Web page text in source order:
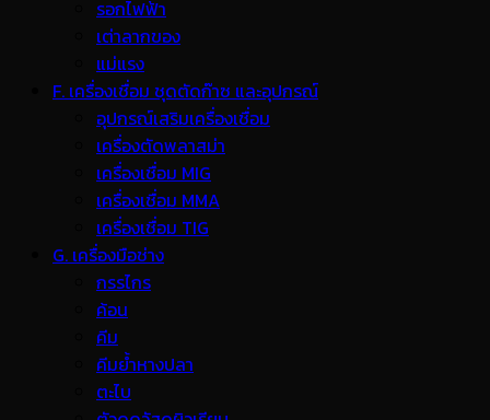
รอกไฟฟ้า
เต่าลากของ
แม่แรง
F. เครื่องเชื่อม ชุดตัดก๊าซ และอุปกรณ์
อุปกรณ์เสริมเครื่องเชื่อม
เครื่องตัดพลาสม่า
เครื่องเชื่อม MIG
เครื่องเชื่อม MMA
เครื่องเชื่อม TIG
G. เครื่องมือช่าง
กรรไกร
ค้อน
คีม
คีมย้ำหางปลา
ตะไบ